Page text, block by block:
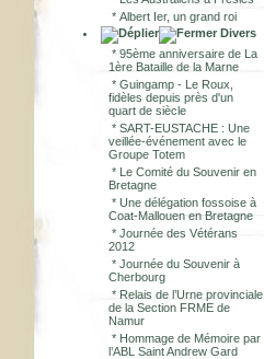
* Albert Ier, un grand roi
Divers
* 95ème anniversaire de La
1ère Bataille de la Marne
* Guingamp - Le Roux,
fidèles depuis près d'un
quart de siècle
* SART-EUSTACHE : Une
veillée-événement avec le
Groupe Totem
* Le Comité du Souvenir en
Bretagne
* Une délégation fossoise à
Coat-Mallouen en Bretagne
* Journée des Vétérans
2012
* Journée du Souvenir à
Cherbourg
* Relais de l’Urne provinciale
de la Section FRME de
Namur
* Hommage de Mémoire par
l’ABL Saint Andrew Gard